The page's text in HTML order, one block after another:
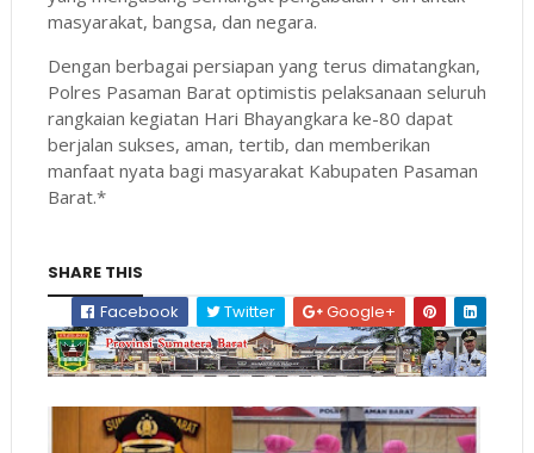
masyarakat, bangsa, dan negara.
Dengan berbagai persiapan yang terus dimatangkan,
Polres Pasaman Barat optimistis pelaksanaan seluruh
rangkaian kegiatan Hari Bhayangkara ke-80 dapat
berjalan sukses, aman, tertib, dan memberikan
manfaat nyata bagi masyarakat Kabupaten Pasaman
Barat.*
SHARE THIS
Facebook
Twitter Google+